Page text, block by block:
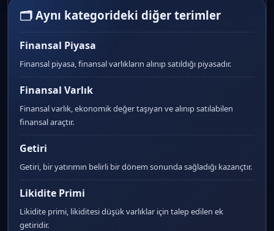
🗂 Aynı kategorideki diğer terimler
Finansal Piyasa
Finansal piyasa, finansal varlıkların alınıp satıldığı piyasadır.
Finansal Varlık
Finansal varlık, ekonomik değer taşıyan ve alınıp satılabilen
finansal araçtır.
Getiri
Getiri, bir yatırımın belirli bir dönem sonunda sağladığı kazançtır.
Likidite Primi
Likidite primi, likiditesi düşük varlıklar için talep edilen ek
getiridir.